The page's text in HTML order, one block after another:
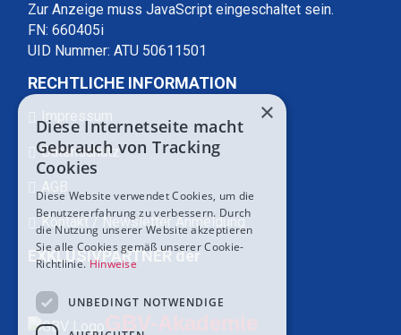
Zur Anzeige muss JavaScript eingeschaltet sein.
FN: 660405i
UID Nummer: ATU 50611501
RECHTLICHE INFORMATION
Impressum
Datenschutz
AGB
Kontakt / Newsletter Anmeldung
EXKLUSIVPARTNER der
×
Diese Internetseite macht
Gebrauch von Tracking
Cookies
Diese Website verwendet Cookies, um die
Benutzererfahrung zu verbessern. Durch
die Nutzung unserer Website akzeptieren
Sie alle Cookies gemäß unserer Cookie-
Richtlinie.Hinweise
UNBEDINGT NOTWENDIGE